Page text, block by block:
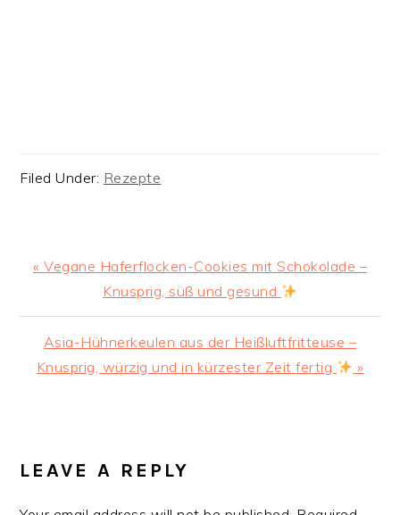
Filed Under: Rezepte
Previous
« Vegane Haferflocken-Cookies mit Schokolade –
Knusprig, süß und gesund
Next
Post:
Asia-Hühnerkeulen aus der Heißluftfritteuse –
Knusprig, würzig und in kürzester Zeit fertig
»
INTERACTIONS
LEAVE A REPLY